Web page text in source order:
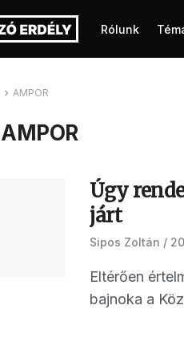
Rólunk
AMPOR
AMPOR
Úgy
járt
Sipos Zoltán
Eltérően
bajnoka a